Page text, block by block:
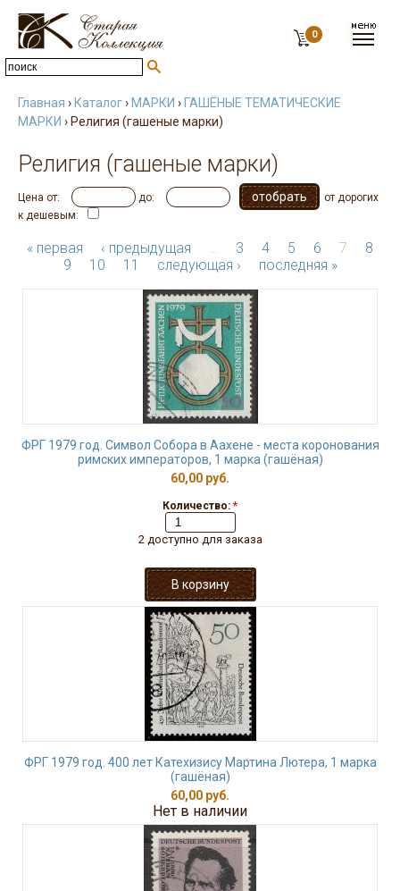
0
Главная › Каталог› МАРКИ › ГАШЁНЫЕ ТЕМАТИЧЕСКИЕ
МАРКИ › Религия (гашеные марки)
Религия (гашеные марки)
Цена от: до:
от дорогих
к дешевым:
« первая ‹ предыдущая … 3 4 5 6 7
8
9
10 11 следующая › последняя »
ФРГ 1979 год. Символ Собора в Аахене - места коронования
римских императоров, 1 марка (гашёная)
60,00 руб.
Количество: *
2 доступно для заказа
ФРГ 1979 год. 400 лет Катехизису Мартина Лютера, 1 марка
(гашёная)
60,00 руб.
Нет в наличии